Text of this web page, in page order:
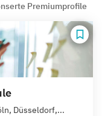
Premiumprofile
Düsseldorf,...